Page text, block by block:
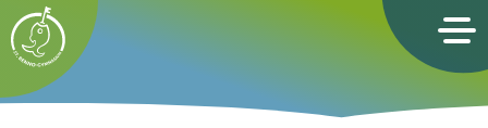
St. Benno-Gymnasium Dresden